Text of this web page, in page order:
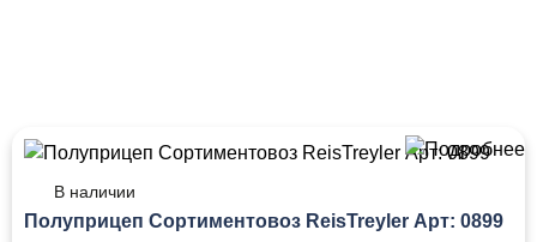
В наличии
Полуприцеп Сортиментовоз ReisTreyler Арт: 0899